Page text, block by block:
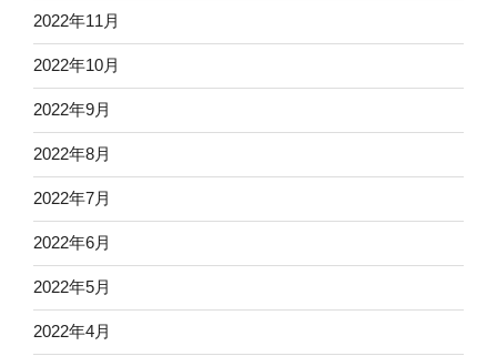
2022年11月
2022年10月
2022年9月
2022年8月
2022年7月
2022年6月
2022年5月
2022年4月